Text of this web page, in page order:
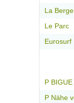
La
Le Parc
Eurosurf
P
P Nähe